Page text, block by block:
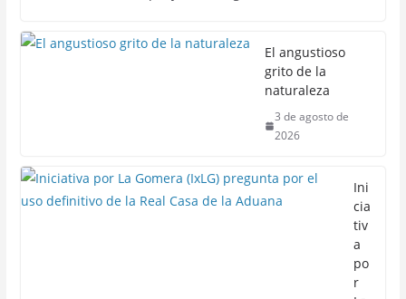
El angustioso
grito de la
naturaleza
3 de agosto de
2026
Ini
cia
tiv
a
po
r